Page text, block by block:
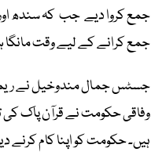
جمع کروا دیے جب کہ سندھ
جمع کرانے کے لیے وقت
جسٹس جمال مندوخیل نے
وفاقی حکومت نے قرآن پاک کی
ہیں۔ حکومت کو اپنا کام